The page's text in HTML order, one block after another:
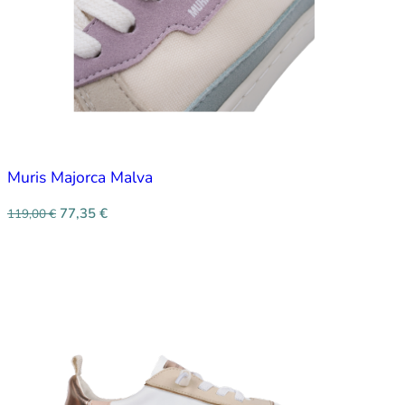
Muris Majorca Malva
119,00€ 77,35 €